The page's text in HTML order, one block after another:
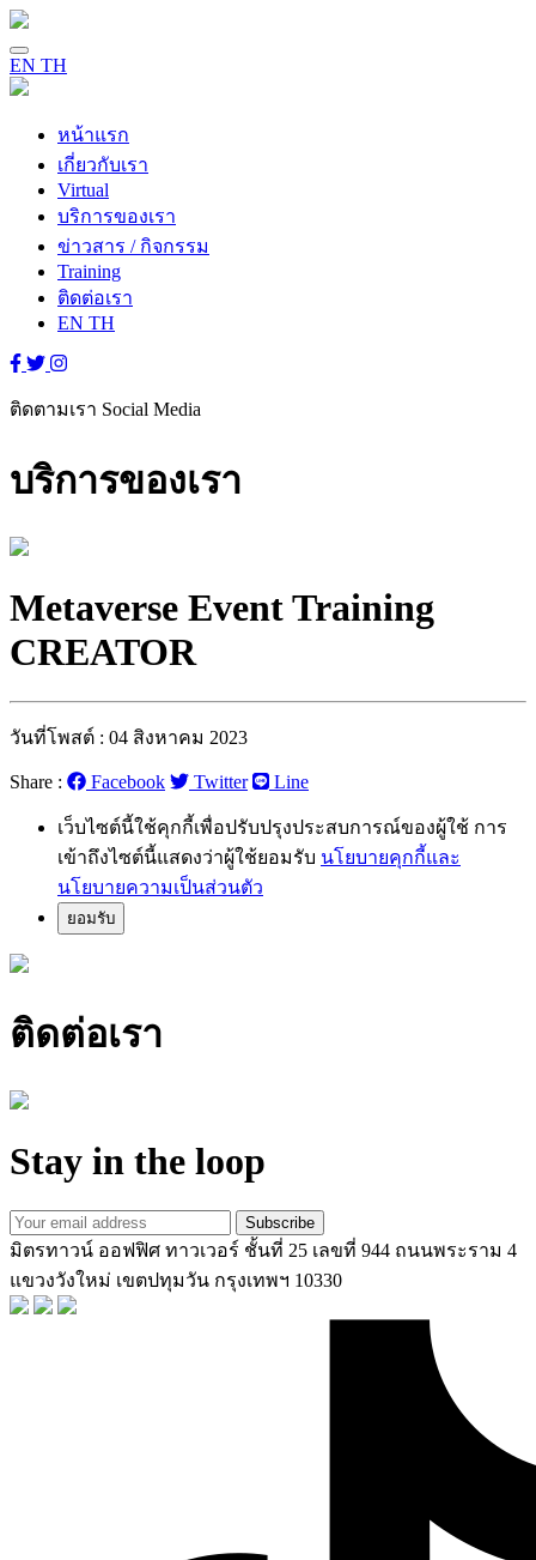
EN TH
หน้าแรก
เกี่ยวกับเรา
Virtual
บริการของเรา
ข่าวสาร / กิจกรรม
Training
ติดต่อเรา
EN TH
ติดตามเรา Social Media
บริการของเรา
Metaverse Event Training
CREATOR
วันที่โพสต์ : 04 สิงหาคม 2023
Share : Facebook Twitter Line
เว็บไซต์นี้ใช้คุกกี้เพื่อปรับปรุงประสบการณ์ของผู้ใช้ การ
เข้าถึงไซต์นี้แสดงว่าผู้ใช้ยอมรับ นโยบายคุกกี้และ
นโยบายความเป็นส่วนตัว
ยอมรับ
ติดต่อเรา
Stay in the loop
Subscribe
มิตรทาวน์ ออฟฟิศ ทาวเวอร์ ชั้นที่ 25 เลขที่ 944 ถนนพระราม 4
แขวงวังใหม่ เขตปทุมวัน กรุงเทพฯ 10330